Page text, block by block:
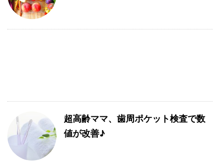
超高齢ママ、歯周ポケット検査で数
値が改善♪